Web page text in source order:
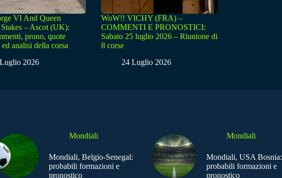
VI And Queen
– Ascot (UK):
prono, quote
analisi della corsa
2026
WoW!! VICHY (FRA) –
COMMENTI E PRONOSTICI:
Sabato 25 luglio 2026 – Riunione di
8 corse
24 Luglio 2026
Mondiali
Mondiali, Belgio-Senegal:
probabili formazioni e
pronostico
Mondiali
Mondiali, USA Bosnia:
probabili formazioni e
pronostico